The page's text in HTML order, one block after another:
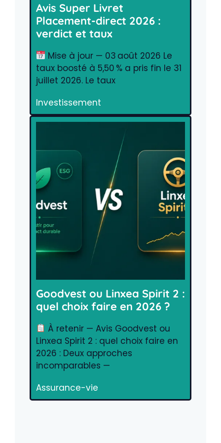
Avis Super Livret
Placement-direct 2026 :
verdict et taux
Mise à jour — 03 août 2026 Le
taux boosté à 5,50 % a pris fin le 31
juillet 2026. Le taux
Investissement
Goodvest ou Linxea Spirit 2 :
quel choix faire en 2026 ?
À retenir — Avis Goodvest ou
Linxea Spirit 2 : quel choix faire en
2026 : Deux approches
incomparables —
Assurance-vie